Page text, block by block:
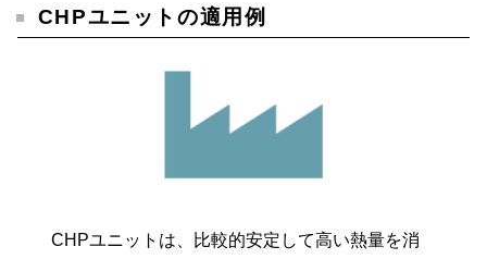
CHPユニットの適用例
CHPユニットは、比較的安定して高い熱量を消